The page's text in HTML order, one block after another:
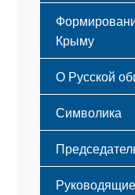
Крыму
Русский
О Русской
Этапы
Принципы
Структура
Символика
Флаг
Герб
Гимн